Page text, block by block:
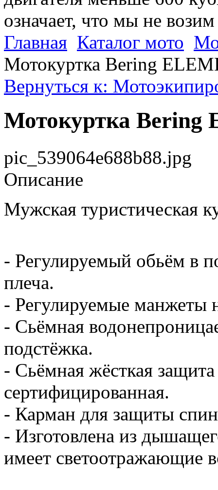
означает, что мы не
Главная Каталог мото
Мотокуртка Bering
Вернуться к:
Мотокуртка Bering
pic_539064e688b88.jpg
Описание
Мужская туристическая
- Регулируемый обьём в
плеча.
- Регулируемые манжеты
- Сьёмная
подстёжка.
- Сьёмная жёсткая
сертифицированная.
- Карман для защиты
- Изготовлена из
имеет светоотражающие